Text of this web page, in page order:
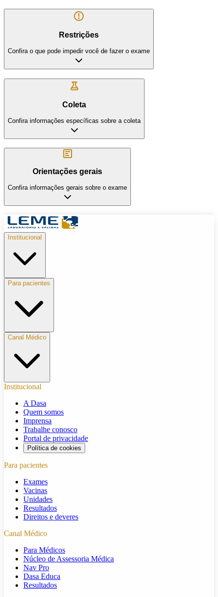
Restrições
Confira o que pode impedir você de fazer o exame
Coleta
Confira informações específicas sobre a coleta
Orientações gerais
Confira informações gerais sobre o exame
Institucional
Para pacientes
Canal Médico
Institucional
A Dasa
Quem somos
Imprensa
Trabalhe conosco
Portal de privacidade
Política de cookies
Para pacientes
Exames
Vacinas
Unidades
Resultados
Direitos e deveres
Canal Médico
Para Médicos
Núcleo de Assessoria Médica
Nav Pro
Dasa Educa
Resultados